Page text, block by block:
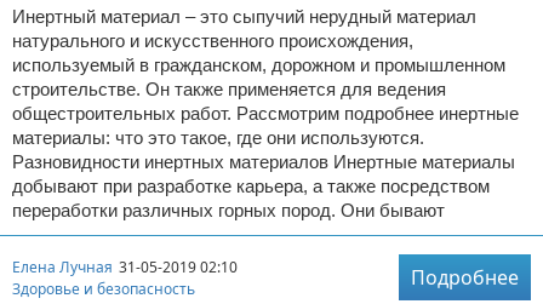
Инертный материал – это сыпучий нерудный материал
натурального и искусственного происхождения,
используемый в гражданском, дорожном и промышленном
строительстве. Он также применяется для ведения
общестроительных работ. Рассмотрим подробнее инертные
материалы: что это такое, где они используются.
Разновидности инертных материалов Инертные материалы
добывают при разработке карьера, а также посредством
переработки различных горных пород. Они бывают
Елена Лучная 31-05-2019 02:10
Здоровье и безопасность
Подробнее